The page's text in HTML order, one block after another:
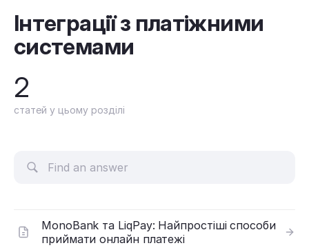
Інтеграції з платіжними
системами
2
статей у цьому розділі
MonoBank та LiqPay: Найпростіші способи
приймати онлайн платежі